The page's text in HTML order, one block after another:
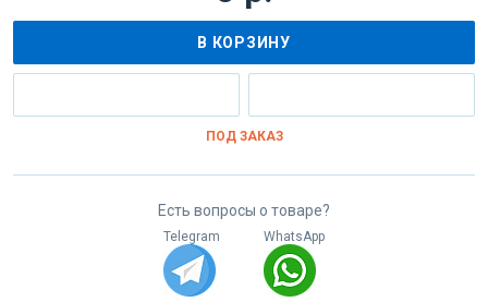
В КОРЗИНУ
ПОД ЗАКАЗ
Есть вопросы о товаре?
Telegram WhatsApp